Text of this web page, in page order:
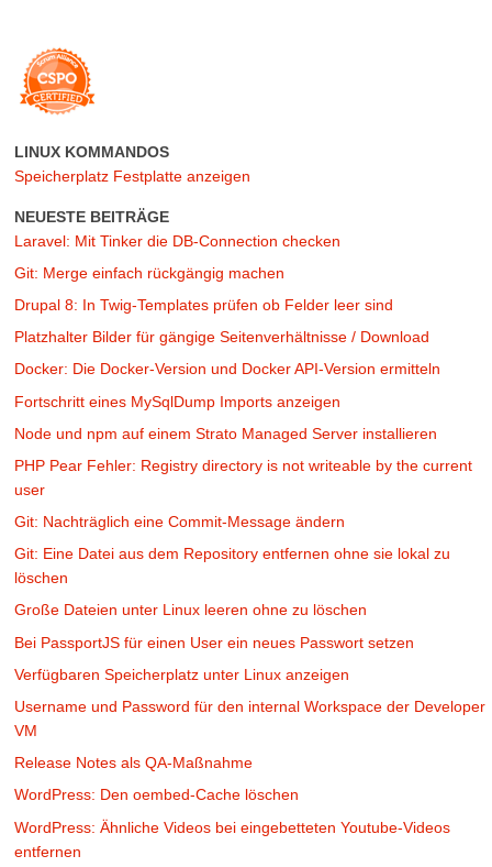
LINUX KOMMANDOS
Speicherplatz Festplatte anzeigen
NEUESTE BEITRÄGE
Laravel: Mit Tinker die DB-Connection checken
Git: Merge einfach rückgängig machen
Drupal 8: In Twig-Templates prüfen ob Felder leer sind
Platzhalter Bilder für gängige Seitenverhältnisse / Download
Docker: Die Docker-Version und Docker API-Version ermitteln
Fortschritt eines MySqlDump Imports anzeigen
Node und npm auf einem Strato Managed Server installieren
PHP Pear Fehler: Registry directory is not writeable by the current
user
Git: Nachträglich eine Commit-Message ändern
Git: Eine Datei aus dem Repository entfernen ohne sie lokal zu
löschen
Große Dateien unter Linux leeren ohne zu löschen
Bei PassportJS für einen User ein neues Passwort setzen
Verfügbaren Speicherplatz unter Linux anzeigen
Username und Password für den internal Workspace der Developer
VM
Release Notes als QA-Maßnahme
WordPress: Den oembed-Cache löschen
WordPress: Ähnliche Videos bei eingebetteten Youtube-Videos
entfernen